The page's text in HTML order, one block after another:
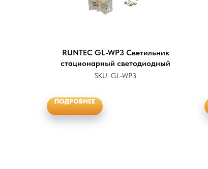
RUNTEC GL-WP3 Светильник
стационарный светодиодный
SKU: GL-WP3
ПОДРОБНЕЕ